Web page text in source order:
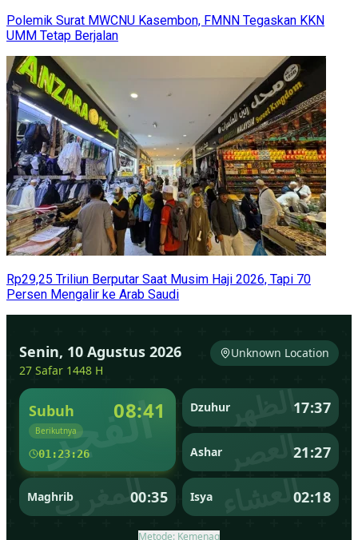
Polemik Surat MWCNU Kasembon, FMNN Tegaskan KKN
UMM Tetap Berjalan
Rp29,25 Triliun Berputar Saat Musim Haji 2026, Tapi 70
Persen Mengalir ke Arab Saudi